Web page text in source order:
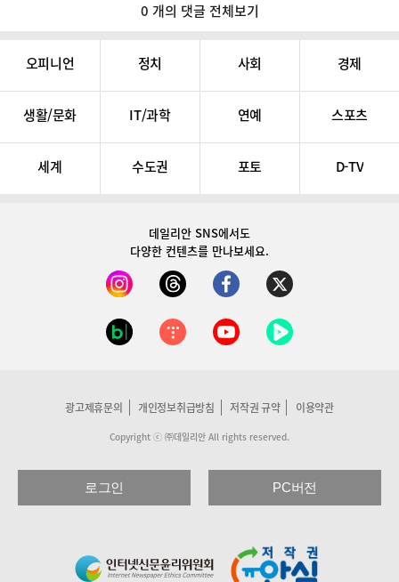
0 개의 댓글 전체보기
오피니언 정치 사회 경제
생활/문화 IT/과학 연예 스포츠
세계 수도권 포토 D-TV
데일리안 SNS에서도
다양한 컨텐츠를 만나보세요.
광고제휴문의 개인정보취급방침 저작권 규약 이용약관
Copyright ⓒ ㈜데일리안 All rights reserved.
로그인 PC버전